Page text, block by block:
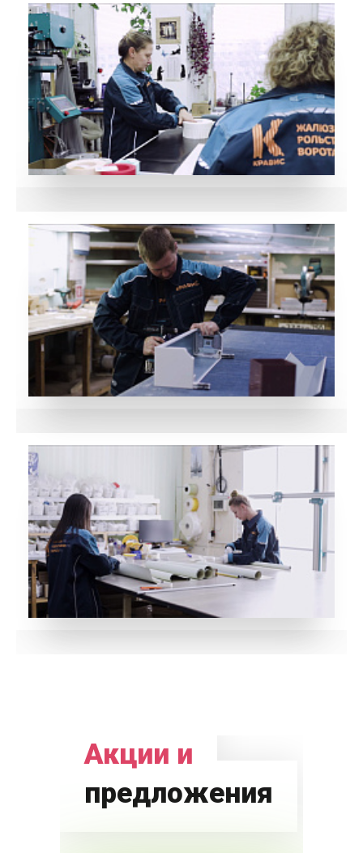
Акции и
предложения